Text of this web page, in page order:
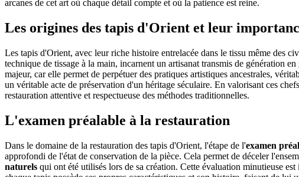
arcanes de cet art où chaque détail compte et où la patience est reine.
Les origines des tapis d'Orient et leur
Les tapis d'Orient, avec leur riche histoire entrelacée dans le tissu même des
technique de tissage à la main, incarnent un artisanat transmis de génération
majeur, car elle permet de perpétuer des pratiques artistiques ancestrales,
un véritable acte de préservation d'un héritage séculaire. En valorisant ces
restauration attentive et respectueuse des méthodes traditionnelles.
L'examen préalable à la restauration
Dans le domaine de la restauration des tapis d'Orient, l'étape de l'examen
approfondi de l'état de conservation de la pièce. Cela permet de déceler
naturels qui ont été utilisés lors de sa création. Cette évaluation minutieuse